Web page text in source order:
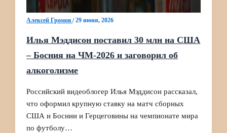
Алексей Громов/29 июня, 2026
Илья Мэддисон поставил 30 млн на США
– Босния на ЧМ‑2026 и заговорил об
алкоголизме
Российский видеоблогер Илья Мэддисон рассказал,
что оформил крупную ставку на матч сборных
США и Боснии и Герцеговины на чемпионате мира
по футболу…